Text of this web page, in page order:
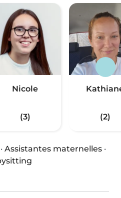
Nicole
(3) (2)
· Assistantes maternelles ·